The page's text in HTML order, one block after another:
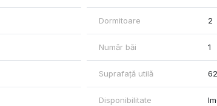
prin calorifere si de aparatul de aer
Dormitoare 2
Număr băi 1
Suprafață utilă
Disponibilitate